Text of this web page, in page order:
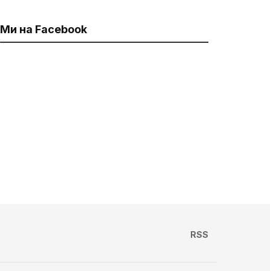
Ми на Facebook
RSS